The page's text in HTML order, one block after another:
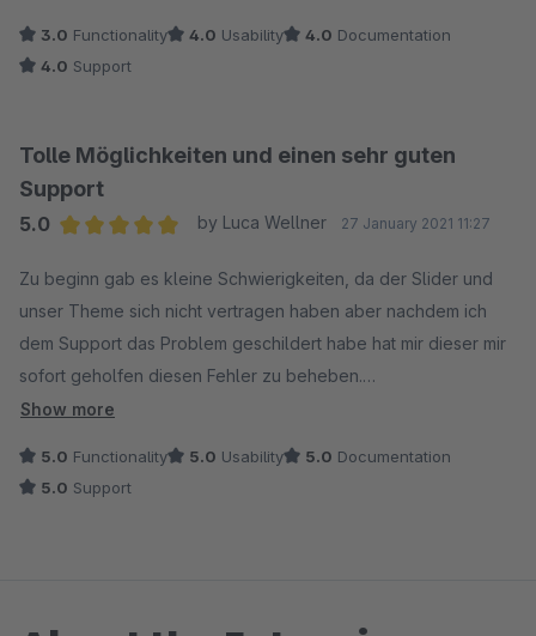
3.0 Functionality 4.0 Usability 4.0 Documentation
4.0 Support
Tolle Möglichkeiten und einen sehr guten
Support
5.0
by Luca Wellner 27 January 2021 11:27
Zu beginn gab es kleine Schwierigkeiten, da der Slider und
unser Theme sich nicht vertragen haben aber nachdem ich
dem Support das Problem geschildert habe hat mir dieser mir
sofort geholfen diesen Fehler zu beheben.
Der Slider ist individuell Anpassbar und läuft sehr gut!
Show more
5.0 Functionality 5.0 Usability 5.0 Documentation
5.0 Support